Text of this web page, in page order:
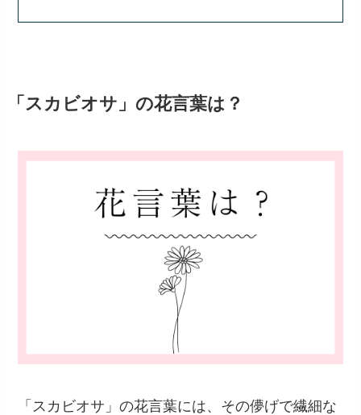
「スカビオサ」の花言葉は？
「スカビオサ」の花言葉には、その儚げで繊細な